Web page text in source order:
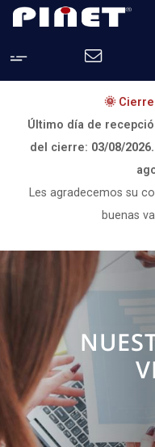
🌞
Último día de
del cierre: 03/08/2026.
Les agradecemos su
buenas